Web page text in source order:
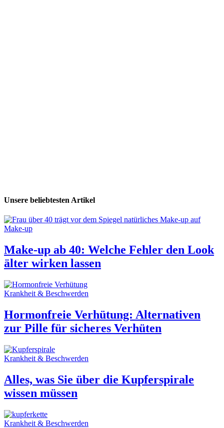
Unsere beliebtesten Artikel
Make-up
Make-up ab 40: Welche Fehler den Look
älter wirken lassen
Krankheit & Beschwerden
Hormonfreie Verhütung: Alternativen
zur Pille für sicheres Verhüten
Krankheit & Beschwerden
Alles, was Sie über die Kupferspirale
wissen müssen
Krankheit & Beschwerden